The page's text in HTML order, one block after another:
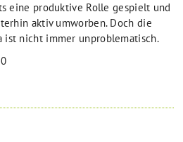
eine produktive Rolle gespielt und
aktiv umworben. Doch die
ist nicht immer unproblematisch.